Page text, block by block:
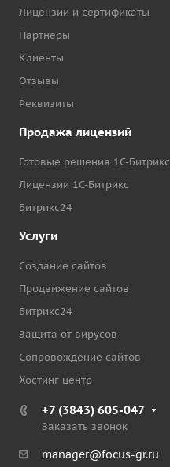
Лицензии и сертификаты
Партнеры
Клиенты
Отзывы
Реквизиты
Продажа лицензий
Готовые решения 1С-Битрикс
Лицензии 1С-Битрикс
Битрикс24
Услуги
Создание сайтов
Продвижение сайтов
Битрикс24
Защита от вирусов
Сопровождение сайтов
Хостинг центр
+7 (3843) 605-047
Заказать звонок
manager@focus-gr.ru